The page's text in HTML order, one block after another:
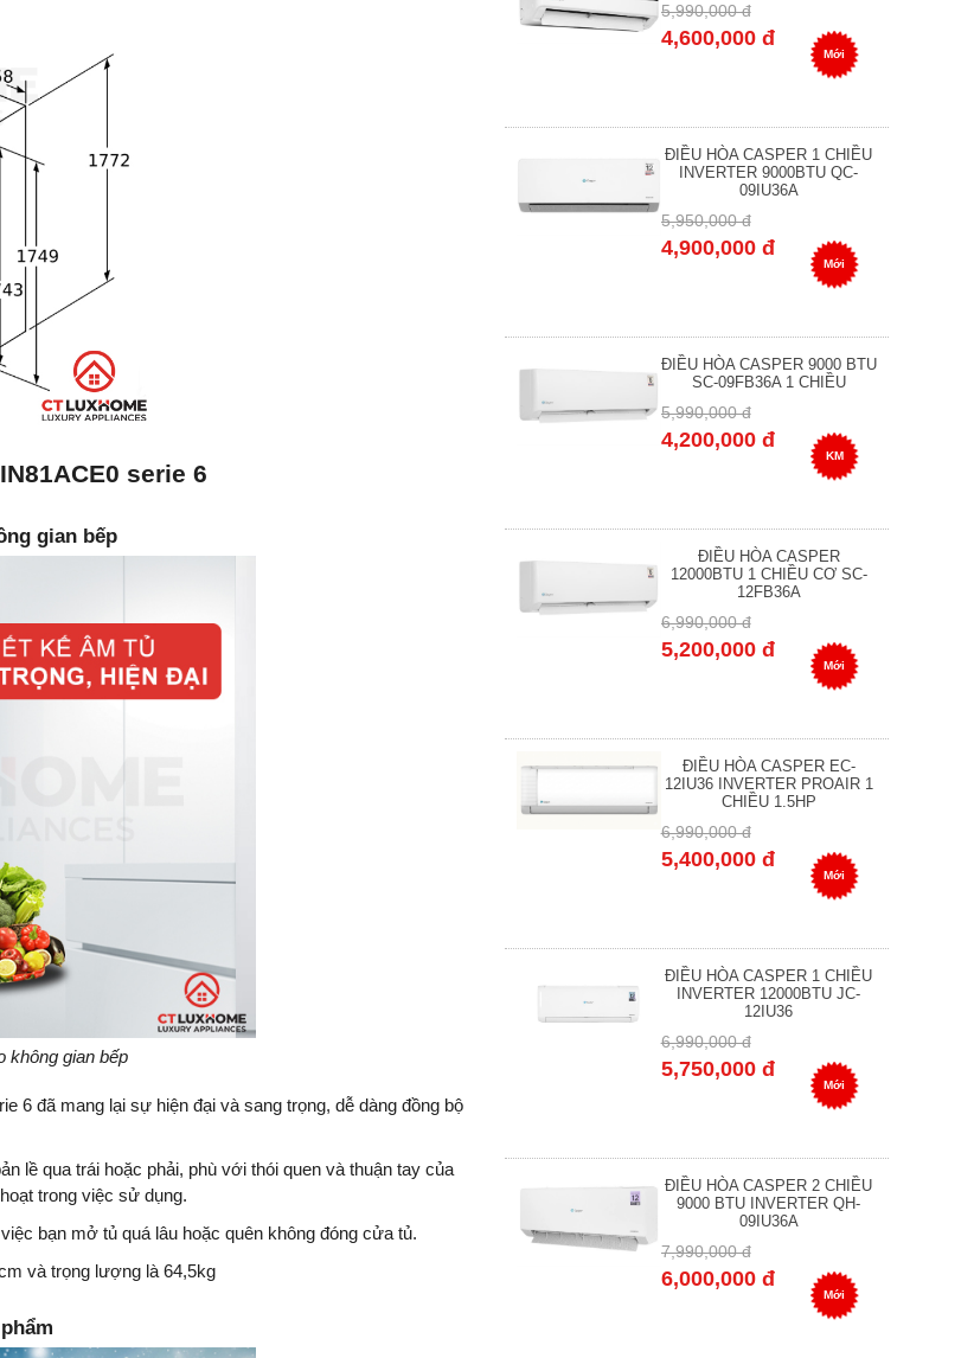
serie 6
gian bếp
không gian bếp
6 đã mang lại sự hiện đại và sang trọng, dễ dàng đồng bộ
lề qua trái hoặc phải, phù với thói quen và thuận tay của
trong việc sử dụng.
bạn mở tủ quá lâu hoặc quên không đóng cửa tủ.
và trọng lượng là 64,5kg
5,990,000 đ
4,600,000 đ
Mới
ĐIỀU HÒA CASPER 1 CHIỀU
INVERTER 9000BTU QC-
09IU36A
5,950,000 đ
4,900,000 đ
Mới
ĐIỀU HÒA CASPER 9000 BTU
SC-09FB36A 1 CHIỀU
5,990,000 đ
4,200,000 đ
KM
ĐIỀU HÒA CASPER
12000BTU 1 CHIỀU CƠ SC-
12FB36A
6,990,000 đ
5,200,000 đ
Mới
ĐIỀU HÒA CASPER EC-
12IU36 INVERTER PROAIR 1
CHIỀU 1.5HP
6,990,000 đ
5,400,000 đ
Mới
ĐIỀU HÒA CASPER 1 CHIỀU
INVERTER 12000BTU JC-
12IU36
6,990,000 đ
5,750,000 đ
Mới
ĐIỀU HÒA CASPER 2 CHIỀU
9000 BTU INVERTER QH-
09IU36A
7,990,000 đ
6,000,000 đ
Mới